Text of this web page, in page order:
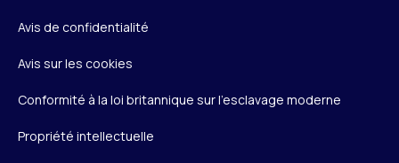
Avis de confidentialité
Avis sur les cookies
Conformité à la loi britannique sur l’esclavage moderne
Propriété intellectuelle